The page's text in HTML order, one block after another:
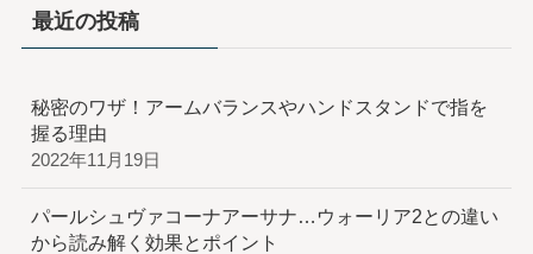
最近の投稿
秘密のワザ！アームバランスやハンドスタンドで指を
握る理由
2022年11月19日
パールシュヴァコーナアーサナ…ウォーリア2との違い
から読み解く効果とポイント